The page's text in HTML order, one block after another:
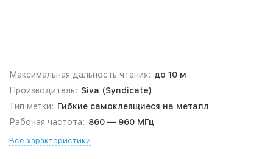
Максимальная дальность чтения: до 10 м
Производитель: Siva (Syndicate)
Тип метки: Гибкие самоклеящиеся на металл
Рабочая частота: 860 — 960 МГц
Все характеристики